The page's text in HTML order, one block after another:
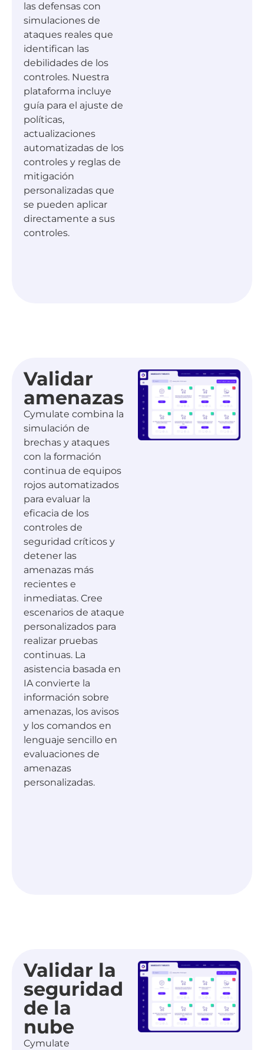
las defensas con
simulaciones de
ataques reales que
identifican las
debilidades de los
controles. Nuestra
plataforma incluye
guía para el ajuste de
políticas,
actualizaciones
automatizadas de los
controles y reglas de
mitigación
personalizadas que
se pueden aplicar
directamente a sus
controles.
Validar
amenazas
Cymulate combina la
simulación de
brechas y ataques
con la formación
continua de equipos
rojos automatizados
para evaluar la
eficacia de los
controles de
seguridad críticos y
detener las
amenazas más
recientes e
inmediatas. Cree
escenarios de ataque
personalizados para
realizar pruebas
continuas. La
asistencia basada en
IA convierte la
información sobre
amenazas, los avisos
y los comandos en
lenguaje sencillo en
evaluaciones de
amenazas
personalizadas.
Validar la
seguridad
de la
nube
Cymulate